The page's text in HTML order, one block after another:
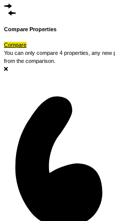
Compare Properties
Compare
You can only compare 4 properties, any new
from the comparison.